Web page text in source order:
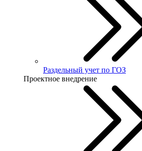
Раздельный учет по ГОЗ
Проектное внедрение